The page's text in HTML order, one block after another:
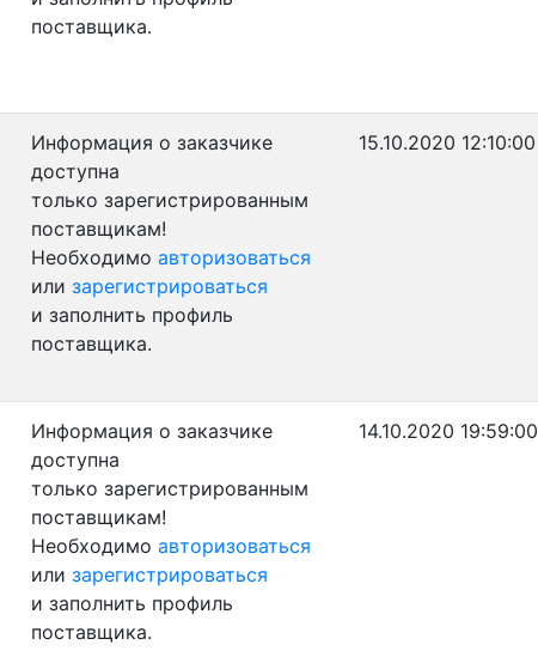
поставщика.
Информация о заказчике
доступна
только зарегистрированным
поставщикам!
Необходимо авторизоваться
или зарегистрироваться
и заполнить профиль
поставщика.
15.10.2020 12:10:00
Информация о заказчике
доступна
только зарегистрированным
поставщикам!
Необходимо авторизоваться
или зарегистрироваться
и заполнить профиль
поставщика.
14.10.2020 19:59:00